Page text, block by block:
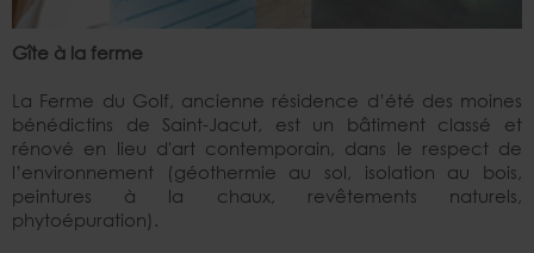
Gîte à la ferme
La Ferme du Golf, ancienne résidence d’été des moines
bénédictins de Saint-Jacut, est un bâtiment classé et
rénové en lieu d'art contemporain, dans le respect de
l’environnement (géothermie au sol, isolation au bois,
peintures à la chaux, revêtements naturels,
phytoépuration).